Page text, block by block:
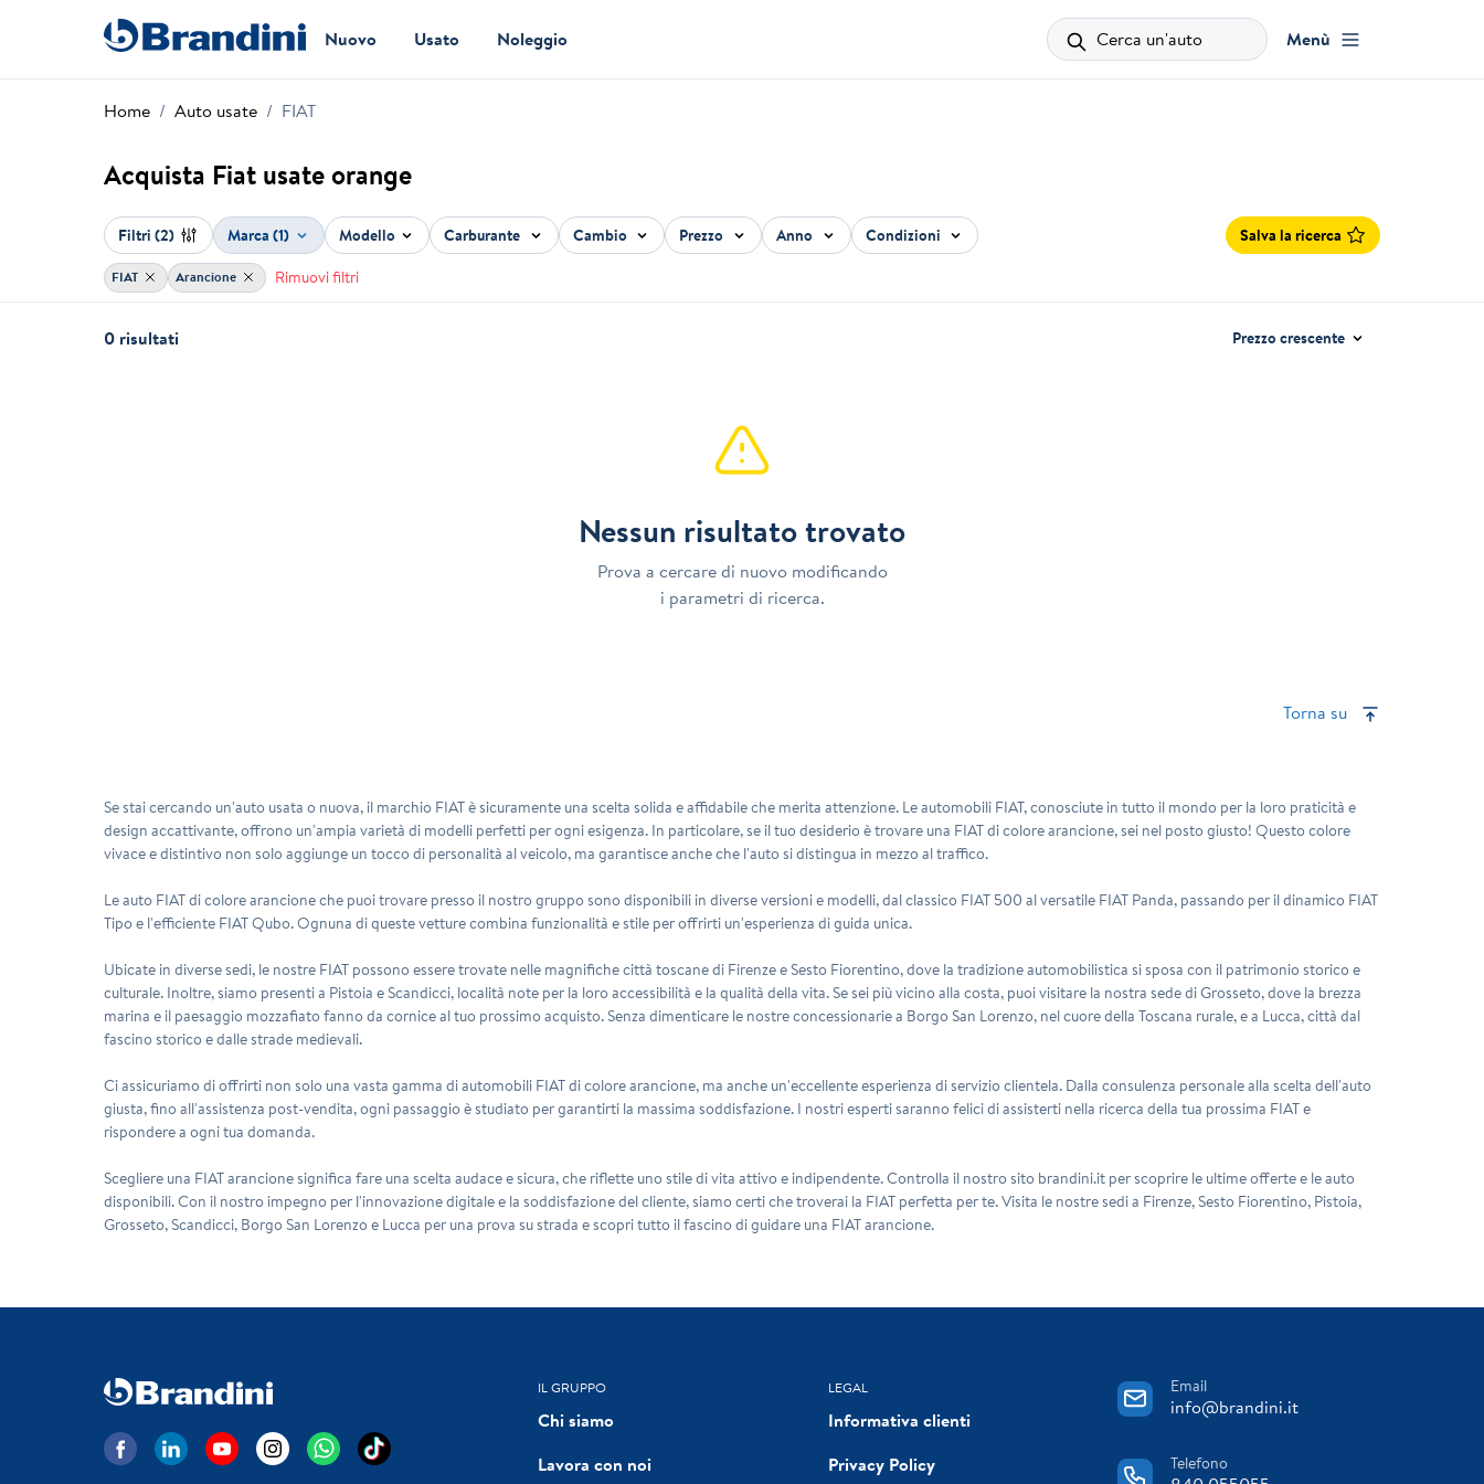
Nuovo Usato Noleggio Cerca un'auto Menù
Home Auto usate FIAT
Acquista Fiat usate orange
Filtri(2) Marca (1) Modello Carburante Cambio Prezzo Anno Condizioni Salva la ricerca
FIAT Arancione Rimuovi filtri
0 risultati Prezzo crescente
Nessun risultato trovato
Prova a cercare di nuovo modificando
i parametri di ricerca.
Torna su
Se stai cercando un'auto usata o nuova, il marchio FIAT è sicuramente una scelta solida e affidabile che merita attenzione. Le automobili FIAT, conosciute in tutto il mondo per la loro praticità e
design accattivante, offrono un'ampia varietà di modelli perfetti per ogni esigenza. In particolare, se il tuo desiderio è trovare una FIAT di colore arancione, sei nel posto giusto! Questo colore
vivace e distintivo non solo aggiunge un tocco di personalità al veicolo, ma garantisce anche che l'auto si distingua in mezzo al traffico.
Le auto FIAT di colore arancione che puoi trovare presso il nostro gruppo sono disponibili in diverse versioni e modelli, dal classico FIAT 500 al versatile FIAT Panda, passando per il dinamico FIAT
Tipo e l'efficiente FIAT Qubo. Ognuna di queste vetture combina funzionalità e stile per offrirti un'esperienza di guida unica.
Ubicate in diverse sedi, le nostre FIAT possono essere trovate nelle magnifiche città toscane di Firenze e Sesto Fiorentino, dove la tradizione automobilistica si sposa con il patrimonio storico e
culturale. Inoltre, siamo presenti a Pistoia e Scandicci, località note per la loro accessibilità e la qualità della vita. Se sei più vicino alla costa, puoi visitare la nostra sede di Grosseto, dove la brezza
marina e il paesaggio mozzafiato fanno da cornice al tuo prossimo acquisto. Senza dimenticare le nostre concessionarie a Borgo San Lorenzo, nel cuore della Toscana rurale, e a Lucca, città dal
fascino storico e dalle strade medievali.
Ci assicuriamo di offrirti non solo una vasta gamma di automobili FIAT di colore arancione, ma anche un'eccellente esperienza di servizio clientela. Dalla consulenza personale alla scelta dell'auto
giusta, fino all'assistenza post-vendita, ogni passaggio è studiato per garantirti la massima soddisfazione. I nostri esperti saranno felici di assisterti nella ricerca della tua prossima FIAT e
rispondere a ogni tua domanda.
Scegliere una FIAT arancione significa fare una scelta audace e sicura, che riflette uno stile di vita attivo e indipendente. Controlla il nostro sito brandini.it per scoprire le ultime offerte e le auto
disponibili. Con il nostro impegno per l'innovazione digitale e la soddisfazione del cliente, siamo certi che troverai la FIAT perfetta per te. Visita le nostre sedi a Firenze, Sesto Fiorentino, Pistoia,
Grosseto, Scandicci, Borgo San Lorenzo e Lucca per una prova su strada e scopri tutto il fascino di guidare una FIAT arancione.
IL GRUPPO
Chi siamo
Lavora con noi
LEGAL
Informativa clienti
Privacy Policy
Email
info@brandini.it
Telefono